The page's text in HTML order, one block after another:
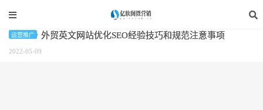
标签：英文网站优化
运营推广 外贸英文网站优化SEO经验技巧和规范注意事项
2022-05-09